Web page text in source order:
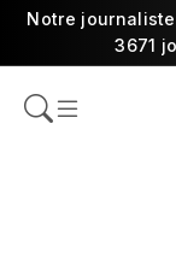
Notre
3671